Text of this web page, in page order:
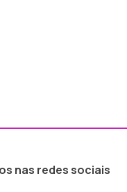
nas redes sociais